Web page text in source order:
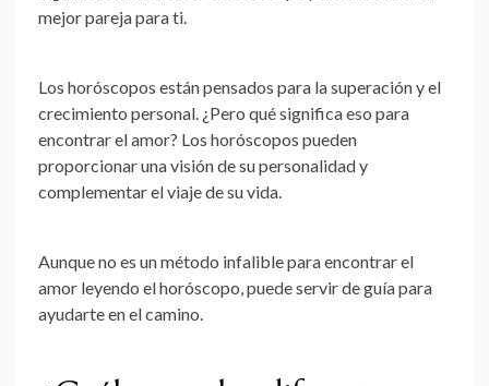
mejor pareja para ti.
Los horóscopos están pensados para la superación y el
crecimiento personal. ¿Pero qué significa eso para
encontrar el amor? Los horóscopos pueden
proporcionar una visión de su personalidad y
complementar el viaje de su vida.
Aunque no es un método infalible para encontrar el
amor leyendo el horóscopo, puede servir de guía para
ayudarte en el camino.